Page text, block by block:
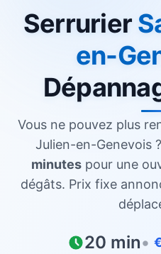
Serrurier
en-
Vous ne pouvez plus
Julien-en-Genevois
minutespour une
dégâts. Prix fixe
20 min• €